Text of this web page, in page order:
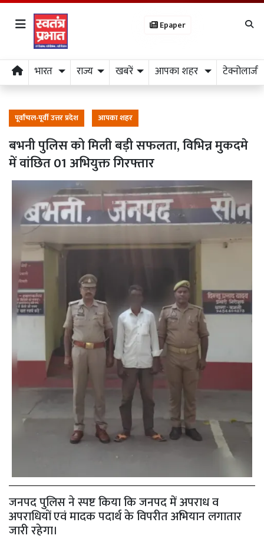
Epaper
भारत राज्य खबरें आपका शहर टेक्नोलाजी
पूर्वांचल-पूर्वी उत्तर प्रदेश आपका शहर
बभनी पुलिस को मिली बड़ी सफलता, विभिन्न मुकदमे
में वांछित 01 अभियुक्त गिरफ्तार
जनपद पुलिस ने स्पष्ट किया कि जनपद में अपराध व
अपराधियों एवं मादक पदार्थ के विपरीत अभियान लगातार
जारी रहेगा।